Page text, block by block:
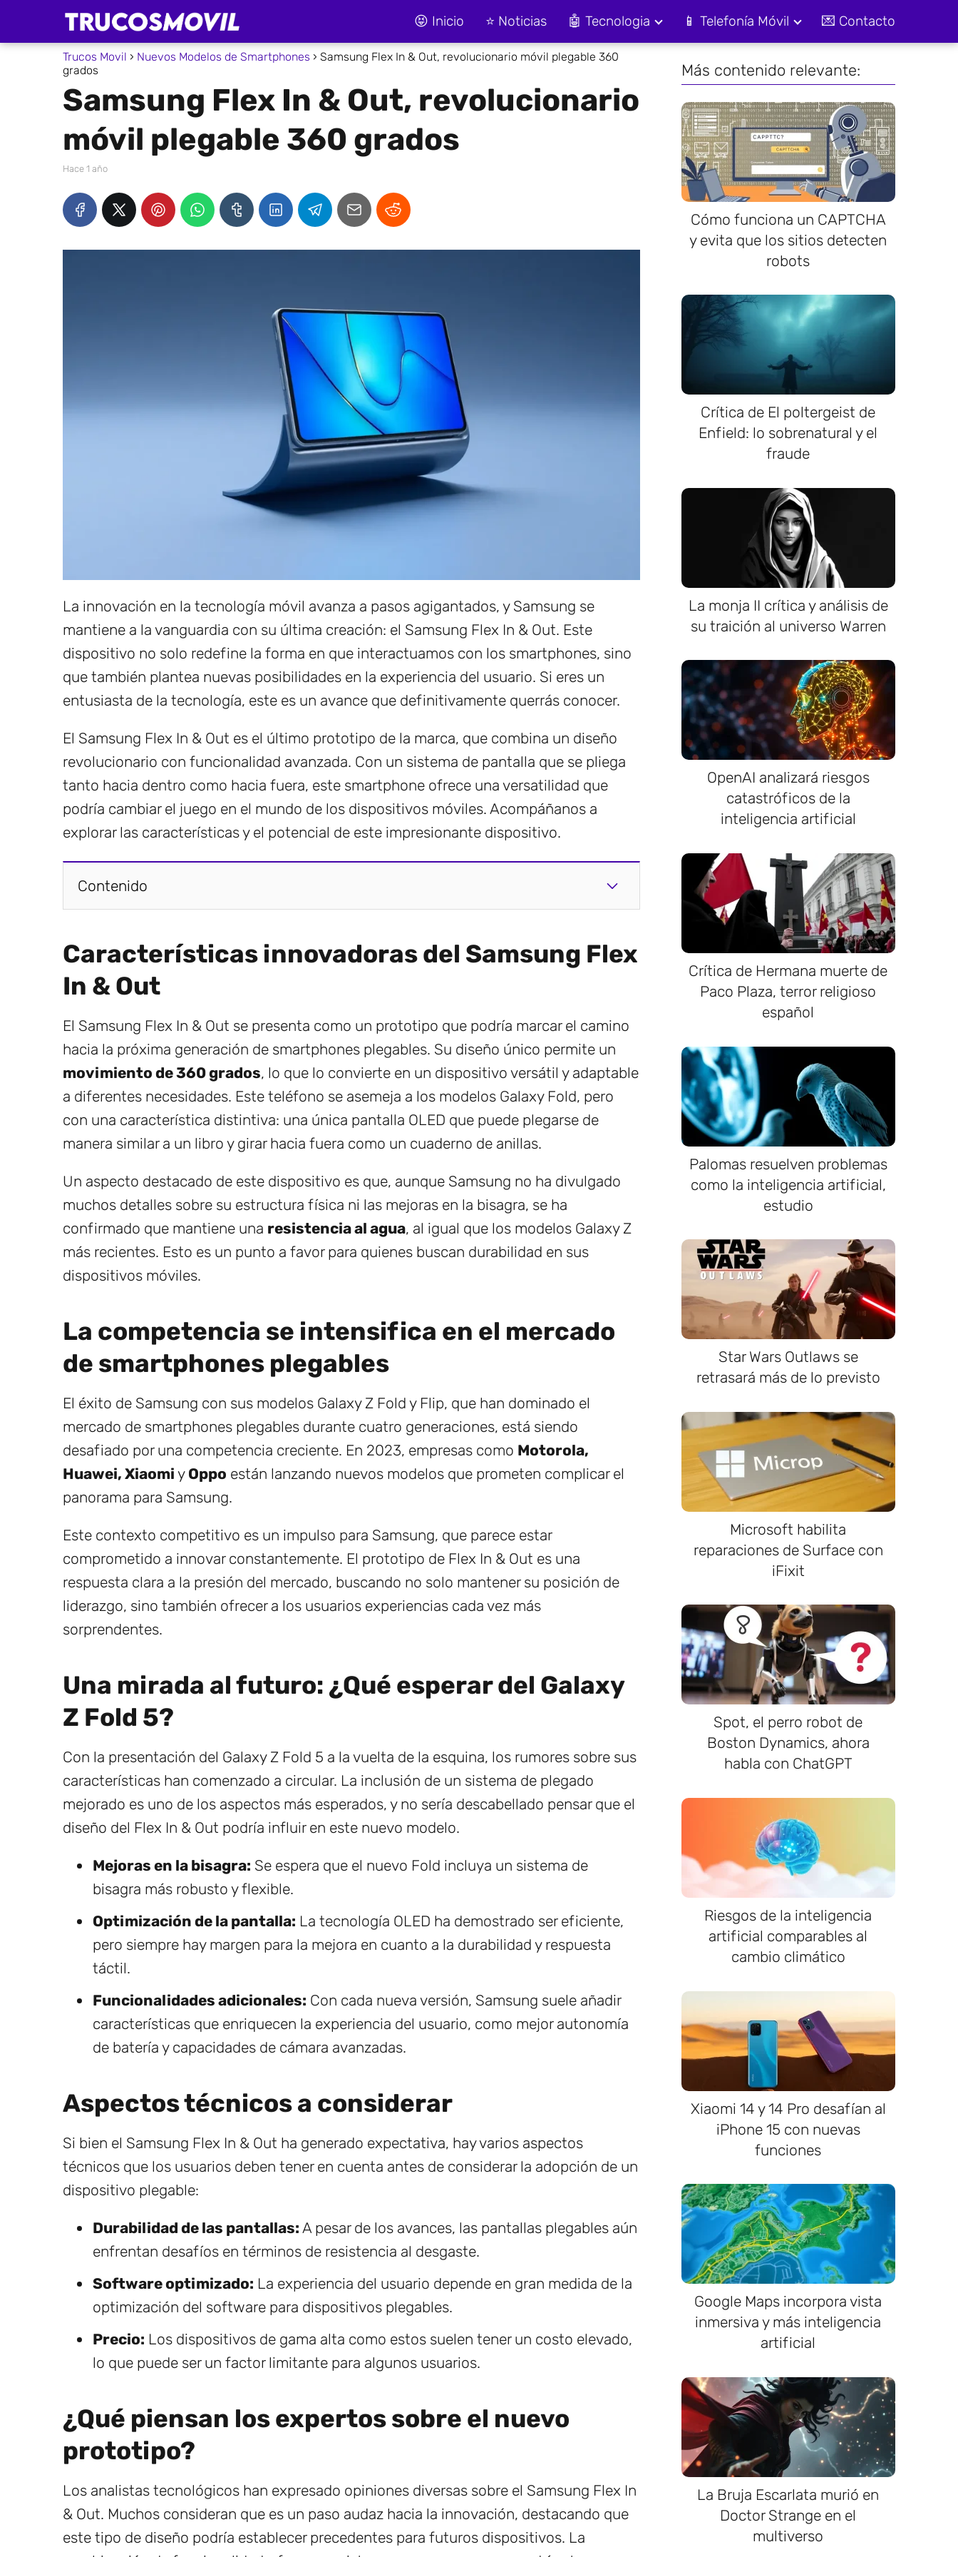
😝 Inicio ⭐ Noticias 🤖 Tecnologia 📱 Telefonía Móvil 💌 Contacto
Trucos Movil Nuevos Modelos de Smartphones
Samsung Flex In & Out, revolucionario móvil plegable 360
grados
Samsung Flex In & Out, revolucionario
móvil plegable 360 grados
hace 1 año
La innovación en la tecnología móvil avanza a pasos agigantados, y Samsung se
mantiene a la vanguardia con su última creación: el Samsung Flex In & Out. Este
dispositivo no solo redefine la forma en que interactuamos con los smartphones, sino
que también plantea nuevas posibilidades en la experiencia del usuario. Si eres un
entusiasta de la tecnología, este es un avance que definitivamente querrás conocer.
El Samsung Flex In & Out es el último prototipo de la marca, que combina un diseño
revolucionario con funcionalidad avanzada. Con un sistema de pantalla que se pliega
tanto hacia dentro como hacia fuera, este smartphone ofrece una versatilidad que
podría cambiar el juego en el mundo de los dispositivos móviles. Acompáñanos a
explorar las características y el potencial de este impresionante dispositivo.
Contenido
Características innovadoras del Samsung Flex
In & Out
El Samsung Flex In & Out se presenta como un prototipo que podría marcar el camino
hacia la próxima generación de smartphones plegables. Su diseño único permite un
movimiento de 360 grados, lo que lo convierte en un dispositivo versátil y adaptable
a diferentes necesidades. Este teléfono se asemeja a los modelos Galaxy Fold, pero
con una característica distintiva: una única pantalla OLED que puede plegarse de
manera similar a un libro y girar hacia fuera como un cuaderno de anillas.
Un aspecto destacado de este dispositivo es que, aunque Samsung no ha divulgado
muchos detalles sobre su estructura física ni las mejoras en la bisagra, se ha
confirmado que mantiene una resistencia al agua, al igual que los modelos Galaxy Z
más recientes. Esto es un punto a favor para quienes buscan durabilidad en sus
dispositivos móviles.
La competencia se intensifica en el mercado
de smartphones plegables
El éxito de Samsung con sus modelos Galaxy Z Fold y Flip, que han dominado el
mercado de smartphones plegables durante cuatro generaciones, está siendo
desafiado por una competencia creciente. En 2023, empresas como Motorola,
Huawei, Xiaomi y Oppo están lanzando nuevos modelos que prometen complicar el
panorama para Samsung.
Este contexto competitivo es un impulso para Samsung, que parece estar
comprometido a innovar constantemente. El prototipo de Flex In & Out es una
respuesta clara a la presión del mercado, buscando no solo mantener su posición de
liderazgo, sino también ofrecer a los usuarios experiencias cada vez más
sorprendentes.
Una mirada al futuro: ¿Qué esperar del Galaxy
Z Fold 5?
Con la presentación del Galaxy Z Fold 5 a la vuelta de la esquina, los rumores sobre sus
características han comenzado a circular. La inclusión de un sistema de plegado
mejorado es uno de los aspectos más esperados, y no sería descabellado pensar que el
diseño del Flex In & Out podría influir en este nuevo modelo.
Mejoras en la bisagra: Se espera que el nuevo Fold incluya un sistema de
bisagra más robusto y flexible.
Optimización de la pantalla: La tecnología OLED ha demostrado ser eficiente,
pero siempre hay margen para la mejora en cuanto a la durabilidad y respuesta
táctil.
Funcionalidades adicionales: Con cada nueva versión, Samsung suele añadir
características que enriquecen la experiencia del usuario, como mejor autonomía
de batería y capacidades de cámara avanzadas.
Aspectos técnicos a considerar
Si bien el Samsung Flex In & Out ha generado expectativa, hay varios aspectos
técnicos que los usuarios deben tener en cuenta antes de considerar la adopción de un
dispositivo plegable:
Durabilidad de las pantallas: A pesar de los avances, las pantallas plegables aún
enfrentan desafíos en términos de resistencia al desgaste.
Software optimizado: La experiencia del usuario depende en gran medida de la
optimización del software para dispositivos plegables.
Precio: Los dispositivos de gama alta como estos suelen tener un costo elevado,
lo que puede ser un factor limitante para algunos usuarios.
¿Qué piensan los expertos sobre el nuevo
prototipo?
Los analistas tecnológicos han expresado opiniones diversas sobre el Samsung Flex In
& Out. Muchos consideran que es un paso audaz hacia la innovación, destacando que
este tipo de diseño podría establecer precedentes para futuros dispositivos. La
Más contenido relevante:
Cómo funciona un CAPTCHA
y evita que los sitios detecten
robots
Crítica de El poltergeist de
Enfield: lo sobrenatural y el
fraude
La monja II crítica y análisis de
su traición al universo Warren
OpenAI analizará riesgos
catastróficos de la
inteligencia artificial
Crítica de Hermana muerte de
Paco Plaza, terror religioso
español
Palomas resuelven problemas
como la inteligencia artificial,
estudio
Star Wars Outlaws se
retrasará más de lo previsto
Microsoft habilita
reparaciones de Surface con
iFixit
Spot, el perro robot de
Boston Dynamics, ahora
habla con ChatGPT
Riesgos de la inteligencia
artificial comparables al
cambio climático
Xiaomi 14 y 14 Pro desafían al
iPhone 15 con nuevas
funciones
Google Maps incorpora vista
inmersiva y más inteligencia
artificial
La Bruja Escarlata murió en
Doctor Strange en el
multiverso